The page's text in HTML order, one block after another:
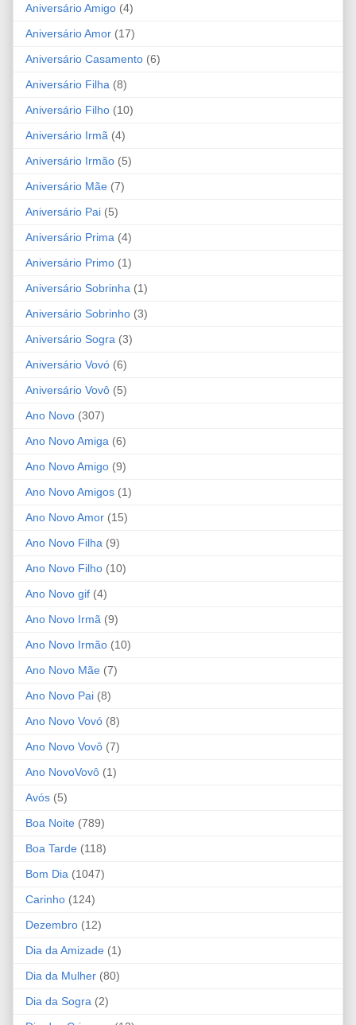
Aniversário Amigo (4)
Aniversário Amor (17)
Aniversário Casamento (6)
Aniversário Filha (8)
Aniversário Filho (10)
Aniversário Irmã (4)
Aniversário Irmão (5)
Aniversário Mãe (7)
Aniversário Pai (5)
Aniversário Prima (4)
Aniversário Primo (1)
Aniversário Sobrinha (1)
Aniversário Sobrinho (3)
Aniversário Sogra (3)
Aniversário Vovó (6)
Aniversário Vovô (5)
Ano Novo (307)
Ano Novo Amiga (6)
Ano Novo Amigo (9)
Ano Novo Amigos (1)
Ano Novo Amor (15)
Ano Novo Filha (9)
Ano Novo Filho (10)
Ano Novo gif (4)
Ano Novo Irmã (9)
Ano Novo Irmão (10)
Ano Novo Mãe (7)
Ano Novo Pai (8)
Ano Novo Vovó (8)
Ano Novo Vovô (7)
Ano NovoVovô (1)
Avós (5)
Boa Noite (789)
Boa Tarde (118)
Bom Dia (1047)
Carinho (124)
Dezembro (12)
Dia da Amizade (1)
Dia da Mulher (80)
Dia da Sogra (2)